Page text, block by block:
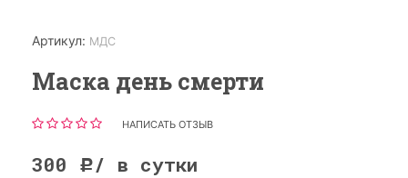
Артикул: МДС
Маска день смерти
НАПИСАТЬ ОТЗЫВ
300 Р / в сутки